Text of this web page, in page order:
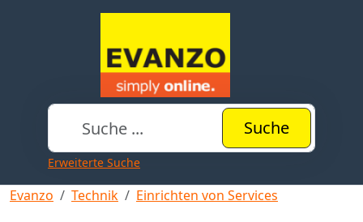
Suche
Erweiterte Suche
Evanzo Technik Einrichten von Services